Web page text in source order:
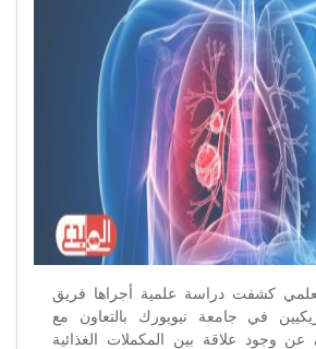
المكملات
الغذائية
ومخاطر
الإصابة
بسرطان
الرئة
مغلقة
كشفت دراسة علمية أجراها فريق
في جامعة نيويورك بالتعاون مع
عن وجود علاقة بين المكملات الغذائية